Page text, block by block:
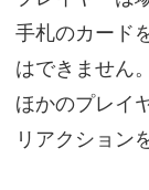
手札のカード
はできません。
ほかのプレイ
リアクション